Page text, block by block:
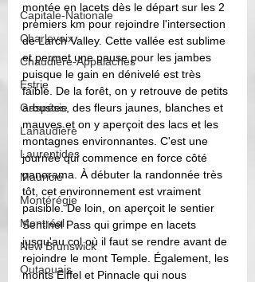
Capitale-Nationale
Charlevoix
Chaudière-Appalaches
Estrie
Gaspésie
Lanaudière
Laurentides
Mauricie
Montérégie
Montréal
New Brunswick
Outaouais
montée en lacets dès le départ sur les 2
premiers km pour rejoindre l'intersection
de Larch Valley. Cette vallée est sublime
et permet une pause pour les jambes
puisque le gain en dénivelé est très
faible. De la forêt, on y retrouve de petits
arbustes, des fleurs jaunes, blanches et
mauves et on y aperçoit des lacs et les
montagnes environnantes. C'est une
journée qui commence en force côté
panorama. À débuter la randonnée très
tôt, cet environnement est vraiment
paisible. De loin, on aperçoit le sentier
Sentinel Pass qui grimpe en lacets
jusqu'au col où il faut se rendre avant de
rejoindre le mont Temple. Également, les
monts Eiffel et Pinnacle qui nous